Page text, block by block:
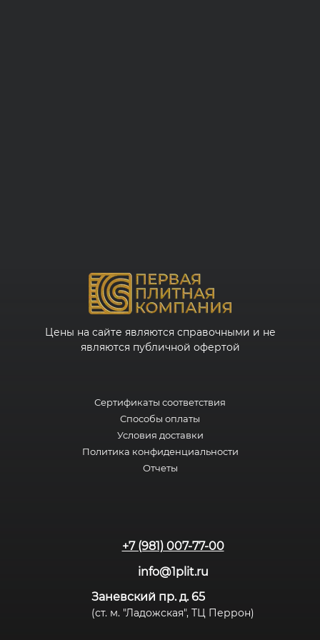
Цены на сайте являются справочными и не
являются публичной офертой
Сертификаты соответствия
Способы оплаты
Условия доставки
Политика конфиденциальности
Отчеты
+7 (981) 007-77-00
info@1plit.ru
Заневский пр. д. 65
(ст. м. "Ладожская", ТЦ Перрон)